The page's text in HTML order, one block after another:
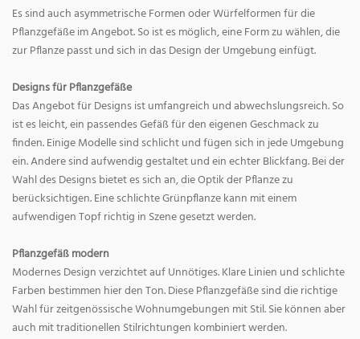
Es sind auch asymmetrische Formen oder Würfelformen für die
Pflanzgefäße im Angebot. So ist es möglich, eine Form zu wählen, die
zur Pflanze passt und sich in das Design der Umgebung einfügt.
Designs für Pflanzgefäße
Das Angebot für Designs ist umfangreich und abwechslungsreich. So
ist es leicht, ein passendes Gefäß für den eigenen Geschmack zu
finden. Einige Modelle sind schlicht und fügen sich in jede Umgebung
ein. Andere sind aufwendig gestaltet und ein echter Blickfang. Bei der
Wahl des Designs bietet es sich an, die Optik der Pflanze zu
berücksichtigen. Eine schlichte Grünpflanze kann mit einem
aufwendigen Topf richtig in Szene gesetzt werden.
Pflanzgefäß modern
Modernes Design verzichtet auf Unnötiges. Klare Linien und schlichte
Farben bestimmen hier den Ton. Diese Pflanzgefäße sind die richtige
Wahl für zeitgenössische Wohnumgebungen mit Stil. Sie können aber
auch mit traditionellen Stilrichtungen kombiniert werden.